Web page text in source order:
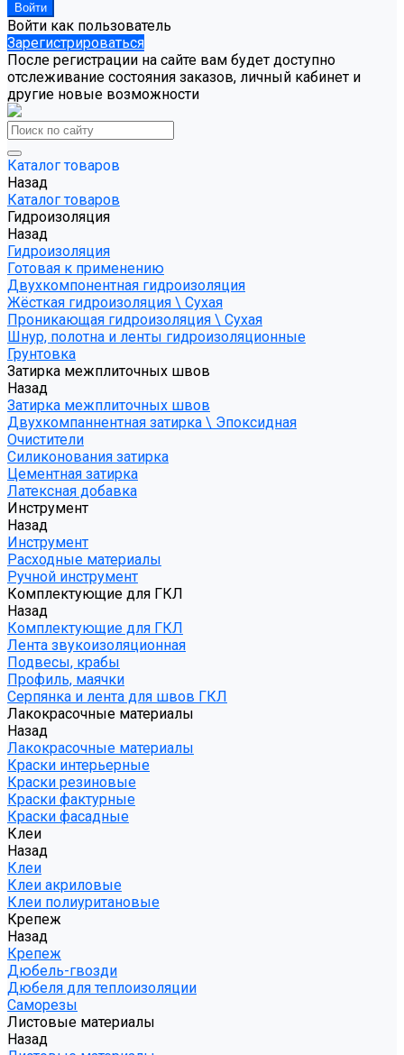
Войти как пользователь
Зарегистрироваться
После регистрации на сайте вам будет доступно
отслеживание состояния заказов, личный кабинет и
другие новые возможности
Каталог товаров
Назад
Каталог товаров
Гидроизоляция
Назад
Гидроизоляция
Готовая к применению
Двухкомпонентная гидроизоляция
Жёсткая гидроизоляция \ Сухая
Проникающая гидроизоляция \ Сухая
Шнур, полотна и ленты гидроизоляционные
Грунтовка
Затирка межплиточных швов
Назад
Затирка межплиточных швов
Двухкомпаннентная затирка \ Эпоксидная
Очистители
Силиконования затирка
Цементная затирка
Латексная добавка
Инструмент
Назад
Инструмент
Расходные материалы
Ручной инструмент
Комплектующие для ГКЛ
Назад
Комплектующие для ГКЛ
Лента звукоизоляционная
Подвесы, крабы
Профиль, маячки
Серпянка и лента для швов ГКЛ
Лакокрасочные материалы
Назад
Лакокрасочные материалы
Краски интерьерные
Краски резиновые
Краски фактурные
Краски фасадные
Клеи
Назад
Клеи
Клеи акриловые
Клеи полиуритановые
Крепеж
Назад
Крепеж
Дюбель-гвозди
Дюбеля для теплоизоляции
Саморезы
Листовые материалы
Назад